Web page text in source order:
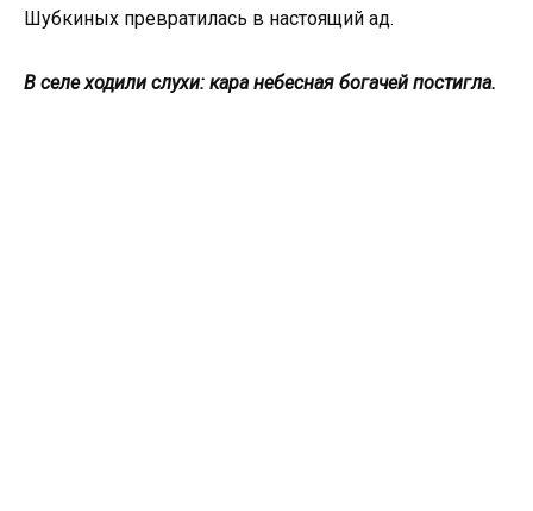
Шубкиных превратилась в настоящий ад.
В селе ходили слухи: кара небесная богачей постигла.